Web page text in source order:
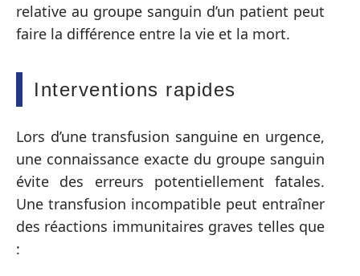
relative au groupe sanguin d’un patient peut
faire la différence entre la vie et la mort.
Interventions rapides
Lors d’une transfusion sanguine en urgence,
une connaissance exacte du groupe sanguin
évite des erreurs potentiellement fatales.
Une transfusion incompatible peut entraîner
des réactions immunitaires graves telles que
: